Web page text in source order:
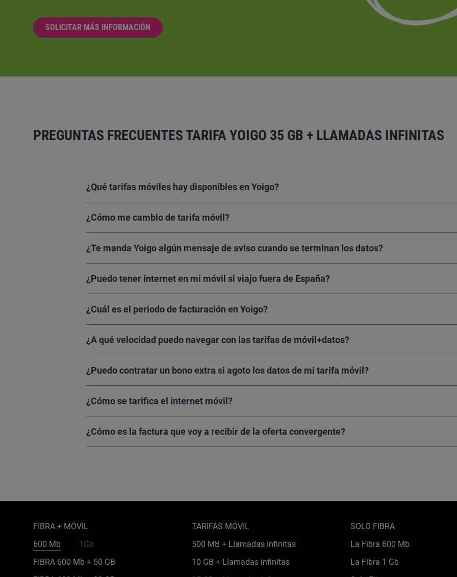
SOLICITAR MÁS INFORMACIÓN
PREGUNTAS FRECUENTES TARIFA YOIGO 35 GB + LLAMADAS INFINITAS
¿Qué tarifas móviles hay disponibles en Yoigo?
¿Cómo me cambio de tarifa móvil?
¿Te manda Yoigo algún mensaje de aviso cuando se terminan los datos?
¿Puedo tener internet en mi móvil si viajo fuera de España?
¿Cuál es el periodo de facturación en Yoigo?
¿A qué velocidad puedo navegar con las tarifas de móvil+datos?
¿Puedo contratar un bono extra si agoto los datos de mi tarifa móvil?
¿Cómo se tarifica el internet móvil?
¿Cómo es la factura que voy a recibir de la oferta convergente?
FIBRA + MÓVIL
600 Mb
1Gb
FIBRA 600 Mb + 50 GB
TARIFAS MÓVIL
500 MB + Llamadas infinitas
10 GB + Llamadas infinitas
SOLO FIBRA
La Fibra 600 Mb
La Fibra 1 Gb